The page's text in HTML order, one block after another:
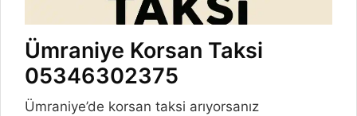
Ümraniye Korsan Taksi
05346302375
Ümraniye’de korsan taksi arıyorsanız